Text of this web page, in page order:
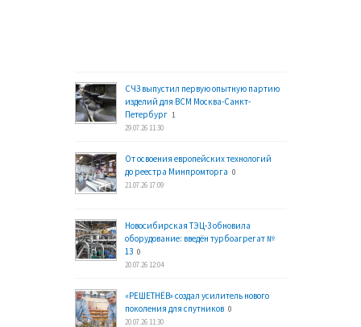
СЧЗ выпустил первую опытную партию
изделий для ВСМ Москва-Санкт-
Петербург 1
29.07.26 11:30
От освоения европейских технологий
до реестра Минпромторга 0
21.07.26 17:09
Новосибирская ТЭЦ-3 обновила
оборудование: введён турбоагрегат №
13 0
20.07.26 12:04
«РЕШЕТНЁВ» создал усилитель нового
поколения для спутников 0
20.07.26 11:30